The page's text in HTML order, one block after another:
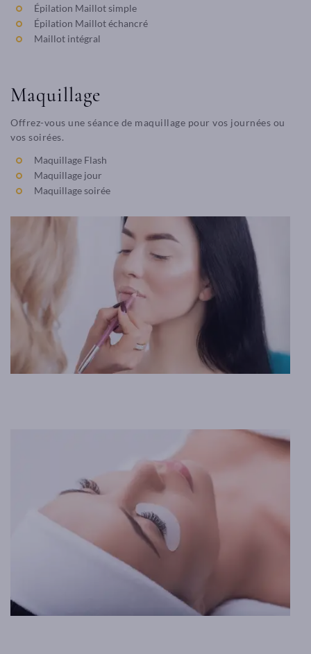
Épilation Maillot simple
Épilation Maillot échancré
Maillot intégral
Maquillage
Offrez-vous une séance de maquillage pour vos journées ou
vos soirées.
Maquillage Flash
Maquillage jour
Maquillage soirée